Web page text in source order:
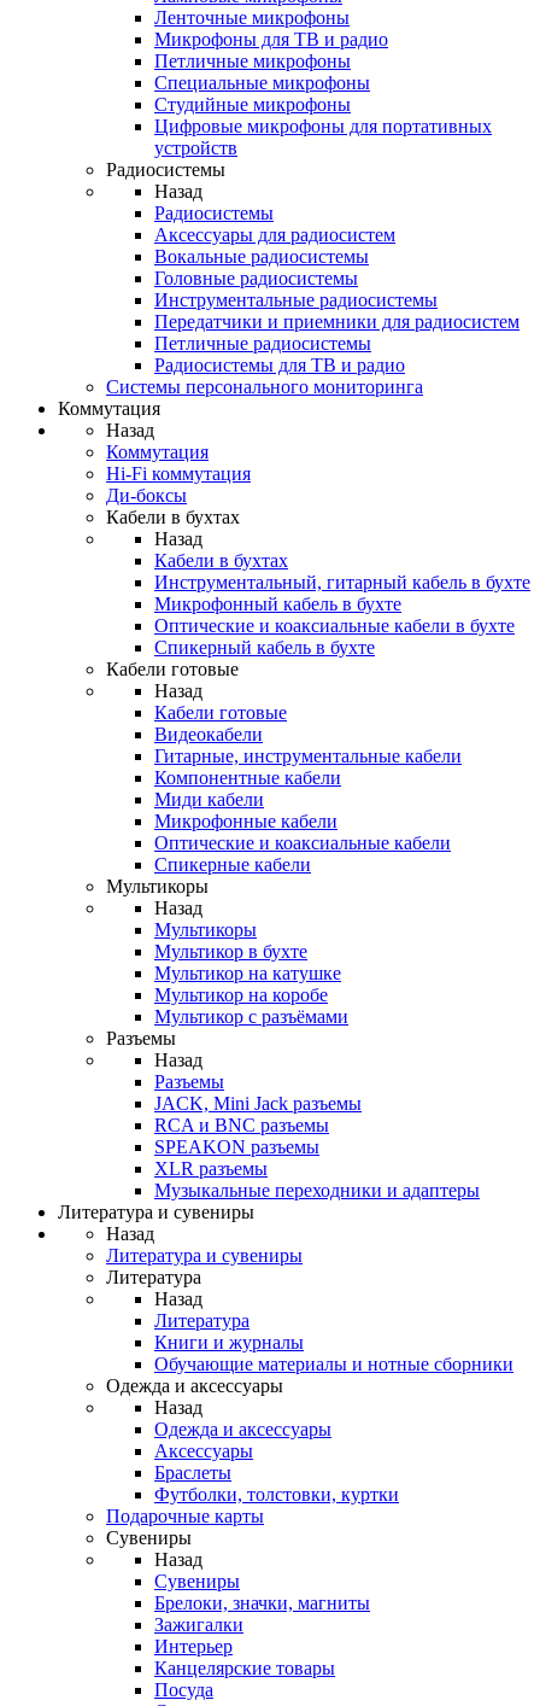
Ленточные микрофоны
Микрофоны для ТВ и радио
Петличные микрофоны
Специальные микрофоны
Студийные микрофоны
Цифровые микрофоны для портативных
устройств
Радиосистемы
Назад
Радиосистемы
Аксессуары для радиосистем
Вокальные радиосистемы
Головные радиосистемы
Инструментальные радиосистемы
Передатчики и приемники для радиосистем
Петличные радиосистемы
Радиосистемы для ТВ и радио
Системы персонального мониторинга
Коммутация
Назад
Коммутация
Hi-Fi коммутация
Ди-боксы
Кабели в бухтах
Назад
Кабели в бухтах
Инструментальный, гитарный кабель в бухте
Микрофонный кабель в бухте
Оптические и коаксиальные кабели в бухте
Спикерный кабель в бухте
Кабели готовые
Назад
Кабели готовые
Видеокабели
Гитарные, инструментальные кабели
Компонентные кабели
Миди кабели
Микрофонные кабели
Оптические и коаксиальные кабели
Спикерные кабели
Мультикоры
Назад
Мультикоры
Мультикор в бухте
Мультикор на катушке
Мультикор на коробе
Мультикор с разъёмами
Разъемы
Назад
Разъемы
JACK, Mini Jack разъемы
RCA и BNC разъемы
SPEAKON разъемы
XLR разъемы
Музыкальные переходники и адаптеры
Литература и сувениры
Назад
Литература и сувениры
Литература
Назад
Литература
Книги и журналы
Обучающие материалы и нотные сборники
Одежда и аксессуары
Назад
Одежда и аксессуары
Аксессуары
Браслеты
Футболки, толстовки, куртки
Подарочные карты
Сувениры
Назад
Сувениры
Брелоки, значки, магниты
Зажигалки
Интерьер
Канцелярские товары
Посуда